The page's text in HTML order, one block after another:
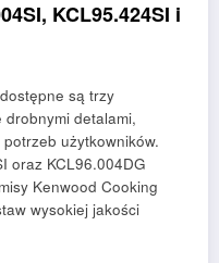
KCL95.424SI i
są trzy
detalami,
użytkowników.
oraz KCL96.004DG
Kenwood Cooking
wysokiej jakości